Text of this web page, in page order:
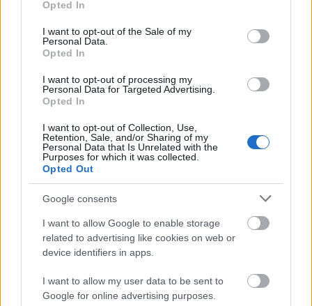
use your data for below specified purposes in below Google
consent section.
Opted In
I want to opt-out of the Sale of my
Personal Data.
Opted In
I want to opt-out of processing my
Personal Data for Targeted Advertising.
Opted In
I want to opt-out of Collection, Use,
Retention, Sale, and/or Sharing of my
Personal Data that Is Unrelated with the
Purposes for which it was collected.
Opted Out
Google consents
I want to allow Google to enable storage
related to advertising like cookies on web or
device identifiers in apps.
I want to allow my user data to be sent to
Google for online advertising purposes.
+ 12